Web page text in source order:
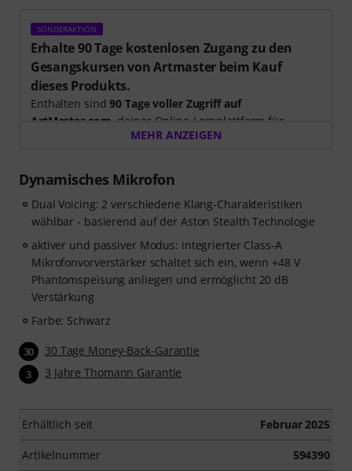
SONDERAKTION
Erhalte 90 Tage kostenlosen Zugang zu den
Gesangskursen von Artmaster beim Kauf
dieses Produkts.
Enthalten sind90 Tage voller Zugriff auf
ArtMaster.com , deiner Online-Lernplattform für
modernen Gesangsunterricht und die Entwicklung
Beim Kauf dieses Produktes
bis 14. Oktober 2026, erhältst du einen kostenlosen 90-
Tage-Gutschein Code mit vollem Zugang zu unserem
Premium-Kurs„Singen für Anfänger“, unterrichtet von
Stevvi Alexander, die bereits mit Künstlern wieBarbra
Streisand, Justin Timberlake und Britney Spears
zusammengearbeitet hat.
für-Schritt-Videolektionen. Der Kurs behandelt
Atmung, Stimmkontrolle, Intonation, Resonanz,
Stimmgesundheit, Selbstvertrauen sowie praktische
zu entwickeln. Egal, ob du ganz am Anfang stehst oder
Kurs bietet dir einen strukturierten Weg zu mehr
MEHR ANZEIGEN
Dynamisches Mikrofon
Dual Voicing: 2 verschiedene Klang-Charakteristiken
wählbar - basierend auf der Aston Stealth Technologie
aktiver und passiver Modus: integrierter Class-A
Mikrofonvorverstärker schaltet sich ein, wenn +48 V
Phantomspeisung anliegen und ermöglicht 20 dB
Verstärkung
Farbe: Schwarz
30 30 Tage Money-Back-Garantie
3 3 Jahre Thomann Garantie
Erhältlich seit Februar 2025
Artikelnummer 594390